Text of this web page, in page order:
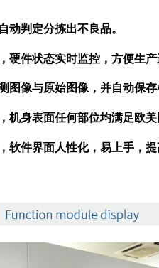
动判定分拣出不良品。
硬件状态实时监控，方便生产
图像与原始图像，并自动保
机身表面任何部位均满足欧美
软件界面人性化，易上手，提